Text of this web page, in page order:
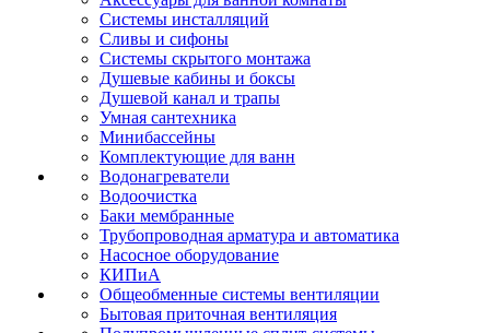
Системы инсталляций
Сливы и сифоны
Системы скрытого монтажа
Душевые кабины и боксы
Душевой канал и трапы
Умная сантехника
Минибассейны
Комплектующие для ванн
Водонагреватели
Водоочистка
Баки мембранные
Трубопроводная арматура и автоматика
Насосное оборудование
КИПиА
Общеобменные системы вентиляции
Бытовая приточная вентиляция